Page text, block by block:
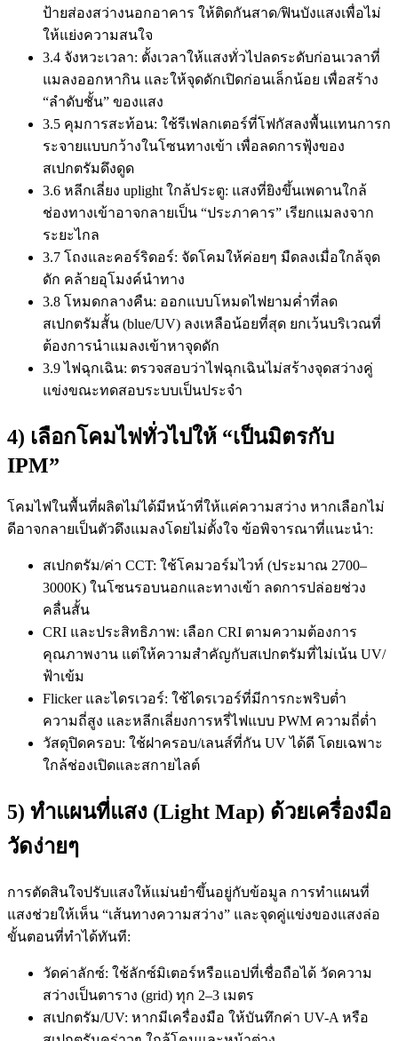
ป้ายส่องสว่างนอกอาคาร ให้ติดกันสาด/ฟินบังแสงเพื่อไม่
ให้แย่งความสนใจ
3.4 จังหวะเวลา: ตั้งเวลาให้แสงทั่วไปลดระดับก่อนเวลาที่
แมลงออกหากิน และให้จุดดักเปิดก่อนเล็กน้อย เพื่อสร้าง
“ลำดับชั้น” ของแสง
3.5 คุมการสะท้อน: ใช้รีเฟลกเตอร์ที่โฟกัสลงพื้นแทนการก
ระจายแบบกว้างในโซนทางเข้า เพื่อลดการฟุ้งของ
สเปกตรัมดึงดูด
3.6 หลีกเลี่ยง uplight ใกล้ประตู: แสงที่ยิงขึ้นเพดานใกล้
ช่องทางเข้าอาจกลายเป็น “ประภาคาร” เรียกแมลงจาก
ระยะไกล
3.7 โถงและคอร์ริดอร์: จัดโคมให้ค่อยๆ มืดลงเมื่อใกล้จุด
ดัก คล้ายอุโมงค์นำทาง
3.8 โหมดกลางคืน: ออกแบบโหมดไฟยามค่ำที่ลด
สเปกตรัมสั้น (blue/UV) ลงเหลือน้อยที่สุด ยกเว้นบริเวณที่
ต้องการนำแมลงเข้าหาจุดดัก
3.9 ไฟฉุกเฉิน: ตรวจสอบว่าไฟฉุกเฉินไม่สร้างจุดสว่างคู่
แข่งขณะทดสอบระบบเป็นประจำ
4) เลือกโคมไฟทั่วไปให้ “เป็นมิตรกับ
IPM”
โคมไฟในพื้นที่ผลิตไม่ได้มีหน้าที่ให้แค่ความสว่าง หากเลือกไม่
ดีอาจกลายเป็นตัวดึงแมลงโดยไม่ตั้งใจ ข้อพิจารณาที่แนะนำ:
สเปกตรัม/ค่า CCT: ใช้โคมวอร์มไวท์ (ประมาณ 2700–
3000K) ในโซนรอบนอกและทางเข้า ลดการปล่อยช่วง
คลื่นสั้น
CRI และประสิทธิภาพ: เลือก CRI ตามความต้องการ
คุณภาพงาน แต่ให้ความสำคัญกับสเปกตรัมที่ไม่เน้น UV/
ฟ้าเข้ม
Flicker และไดรเวอร์: ใช้ไดรเวอร์ที่มีการกะพริบต่ำ
ความถี่สูง และหลีกเลี่ยงการหรี่ไฟแบบ PWM ความถี่ต่ำ
วัสดุปิดครอบ: ใช้ฝาครอบ/เลนส์ที่กัน UV ได้ดี โดยเฉพาะ
ใกล้ช่องเปิดและสกายไลต์
5) ทำแผนที่แสง (Light Map) ด้วยเครื่องมือ
วัดง่ายๆ
การตัดสินใจปรับแสงให้แม่นยำขึ้นอยู่กับข้อมูล การทำแผนที่
แสงช่วยให้เห็น “เส้นทางความสว่าง” และจุดคู่แข่งของแสงล่อ
ขั้นตอนที่ทำได้ทันที:
วัดค่าลักซ์: ใช้ลักซ์มิเตอร์หรือแอปที่เชื่อถือได้ วัดความ
สว่างเป็นตาราง (grid) ทุก 2–3 เมตร
สเปกตรัม/UV: หากมีเครื่องมือ ให้บันทึกค่า UV-A หรือ